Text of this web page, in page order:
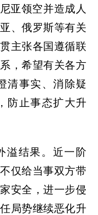
亚领空并造成人
、俄罗斯等有关
主张各国遵循联
，希望有关各方
清事实、消除疑
防止事态扩大升
溢结果。近一阶
仅给当事双方带
安全，进一步侵
局势继续恶化升